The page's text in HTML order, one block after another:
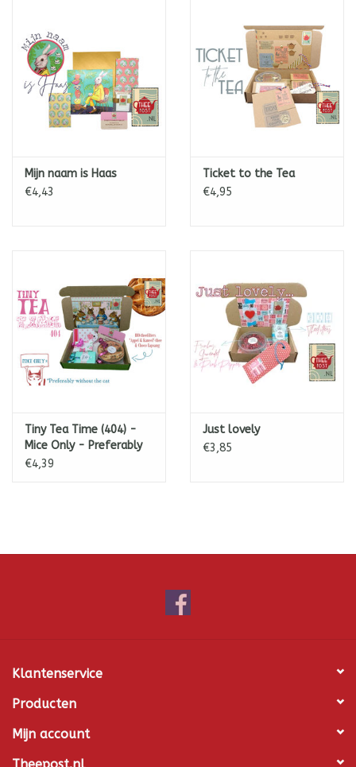
Mijn naam is Haas
€4,43
Ticket to the Tea
€4,95
Tiny Tea Time (404) -
Mice Only - Preferably
without the Cat
€4,39
Just lovely
€3,85
Klantenservice
Producten
Mijn account
Theepost.nl